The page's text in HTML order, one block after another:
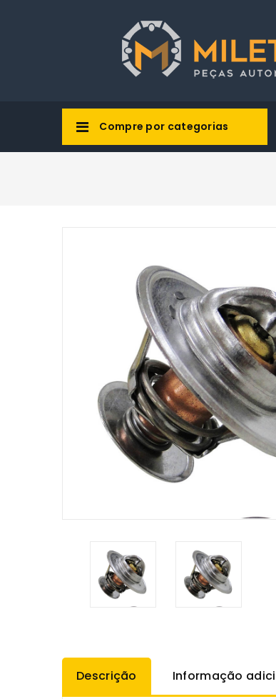
Compre por categorias
Descrição Informação